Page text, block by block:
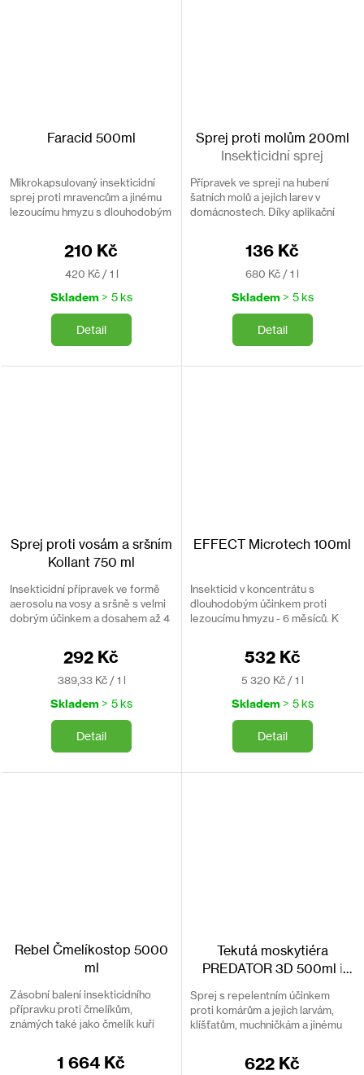
Faracid 500ml
Mikrokapsulovaný insekticidní
sprej proti mravencům a jinému
lezoucímu hmyzu s dlouhodobým
210 Kč
Měrná
420 Kč / 1 l
Skladem > 5 ks
Detail
Sprej proti molům 200ml
Insekticidní sprej
Přípravek ve spreji na hubení
šatních molů a jejich larev v
domácnostech. Díky aplikační
nepřístupných míst.
136 Kč
Měrná
680 Kč / 1 l
Skladem > 5 ks
Detail
Sprej proti vosám a sršním
Kollant 750 ml
Insekticidní přípravek ve formě
aerosolu na vosy a sršně s velmi
dobrým účinkem a dosahem až 4
vyhubení vosích a sršních hnízd.
292 Kč
Měrná
389,33 Kč / 1 l
Skladem > 5 ks
Detail
EFFECT Microtech 100ml
Insekticid v koncentrátu s
dlouhodobým účinkem proti
lezoucímu hmyzu - 6 měsíců. K
preventivnímu ošetření. Ošetří
532 Kč
Měrná
5 320 Kč / 1 l
Skladem > 5 ks
Detail
Rebel Čmelíkostop 5000
ml
Zásobní balení insekticidního
přípravku proti čmelíkům,
známých také jako čmelík kuří
postřikové nádoby pro časté a
větší zásahy. K...1 664 Kč
Tekutá moskytiéra
PREDATOR 3D 500ml i
Sprej s repelentním účinkem
proti komárům a jejich larvám,
klíšťatům, muchničkám a jinému
622 Kč